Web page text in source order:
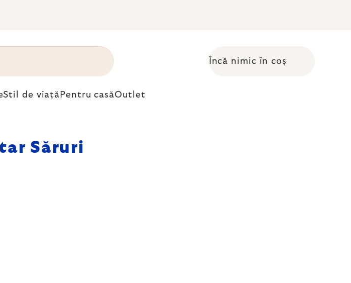
Coş de cumpărături
Încă nimic în coș
Stil de viață Pentru casăOutlet
Săruri